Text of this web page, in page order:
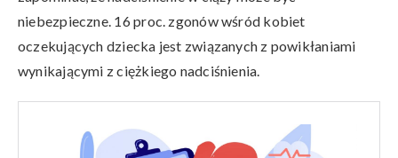
niebezpieczne. 16 proc. zgonów wśród kobiet
oczekujących dziecka jest związanych z powikłaniami
wynikającymi z ciężkiego nadciśnienia.